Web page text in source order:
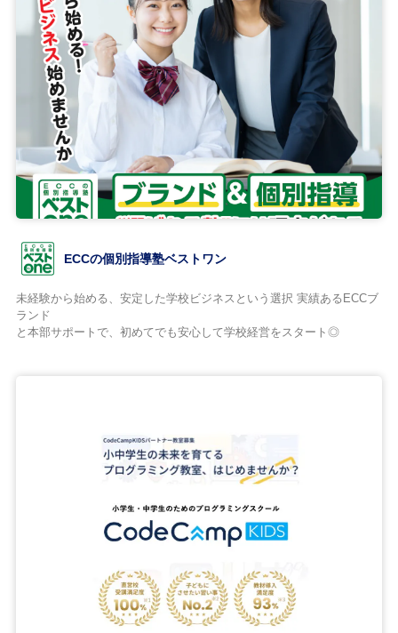
ECCの個別指導塾ベストワン
未経験から始める、安定した学校ビジネスという選択 実績あるECCブ
ランド
と本部サポートで、初めてでも安心して学校経営をスタート◎